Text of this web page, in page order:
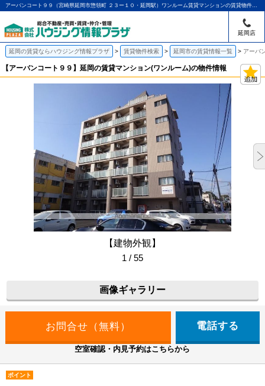
アーバンコート９９（宮崎県延岡市惣領町 ２３ー１０・延岡駅）ワンルーム賃貸マンションの賃貸物件情報｜アパマンショップ延岡店｜ハウジング情報プラザ
延岡店
延岡の賃貸ならハウジング情報プラザ 賃貸物件検索 延岡市の賃貸情報一覧 アーバ
【アーバンコート９９】延岡の賃貸マンション(ワンルーム)の物件情報
【建物外観】
1 / 55
画像ギャラリー
電話する
空室確認・内見予約はこちらから
ポイント